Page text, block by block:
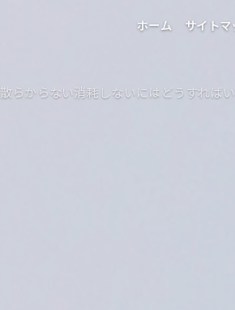
ホーム サイトマ
散らからない消耗しないにはどうすれば